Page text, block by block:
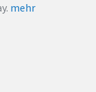
mehr